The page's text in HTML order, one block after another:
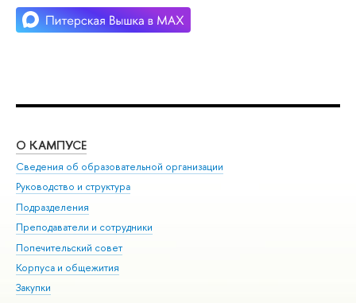
О КАМПУСЕ
Сведения об образовательной организации
Руководство и структура
Подразделения
Преподаватели и сотрудники
Попечительский совет
Корпуса и общежития
Закупки